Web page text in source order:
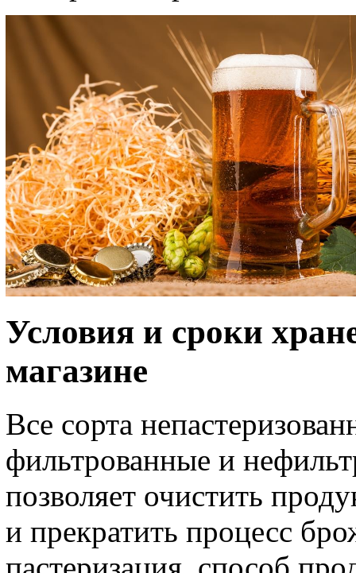
Условия и сроки
магазине
Все сорта
фильтрованные и
позволяет очистить
и прекратить процесс